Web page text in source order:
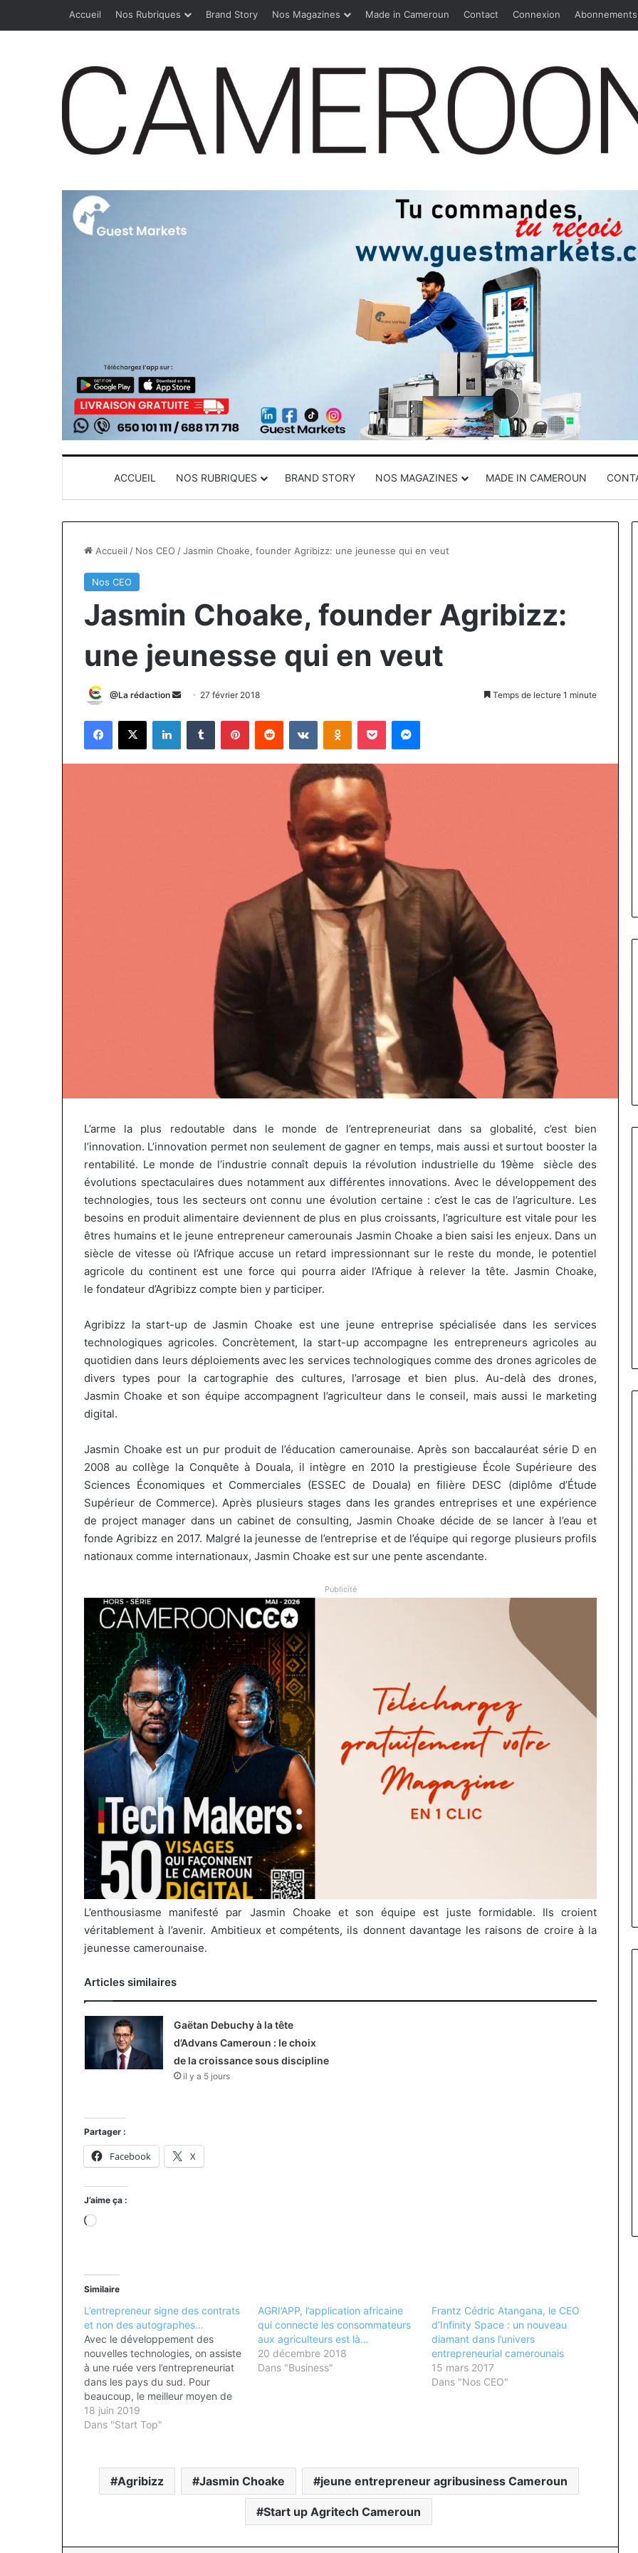
Accueil Nos Rubriques Brand Story Nos Magazines Made in Cameroun Contact Connexion Abonnements
ACCUEIL NOS RUBRIQUES BRAND STORY NOS MAGAZINES MADE IN CAMEROUN
Accueil / Nos CEO /Jasmin Choake, founder Agribizz: une jeunesse qui en veut
Nos CEO
Jasmin Choake, founder Agribizz:
une jeunesse qui en veut
@La rédaction
Envoyer
courriel
27 février 2018 Temps de lecture 1 minute
Facebook
X LinkedinTumblr PinterestReddit VKontakteOdnoklassniki
Pocket Messenger
L’arme la plus redoutable dans le monde de l’entrepreneuriat dans sa globalité, c’est bien
l’innovation. L’innovation permet non seulement de gagner en temps, mais aussi et surtout booster la
rentabilité. Le monde de l’industrie connaît depuis la révolution industrielle du 19ème siècle des
évolutions spectaculaires dues notamment aux différentes innovations. Avec le développement des
technologies, tous les secteurs ont connu une évolution certaine : c’est le cas de l’agriculture. Les
besoins en produit alimentaire deviennent de plus en plus croissants, l’agriculture est vitale pour les
êtres humains et le jeune entrepreneur camerounais Jasmin Choake a bien saisi les enjeux. Dans un
siècle de vitesse où l’Afrique accuse un retard impressionnant sur le reste du monde, le potentiel
agricole du continent est une force qui pourra aider l’Afrique à relever la tête. Jasmin Choake,
le fondateur d’Agribizz compte bien y participer.
Agribizz la start-up de Jasmin Choake est une jeune entreprise spécialisée dans les services
technologiques agricoles. Concrètement, la start-up accompagne les entrepreneurs agricoles au
quotidien dans leurs déploiements avec les services technologiques comme des drones agricoles de
divers types pour la cartographie des cultures, l’arrosage et bien plus. Au-delà des drones,
Jasmin Choake et son équipe accompagnent l’agriculteur dans le conseil, mais aussi le marketing
digital.
Jasmin Choake est un pur produit de l’éducation camerounaise. Après son baccalauréat série D en
2008 au collège la Conquête à Douala, il intègre en 2010 la prestigieuse École Supérieure des
Sciences Économiques et Commerciales (ESSEC de Douala) en filière DESC
(diplôme d’Étude
Supérieur de Commerce). Après plusieurs stages dans les grandes entreprises et une expérience
de projectmanager dans un cabinet de consulting, Jasmin Choake décide de se lancer à l’eau et
fonde Agribizz en 2017. Malgré la jeunesse de l’entreprise et de l’équipe qui regorge plusieurs profils
nationaux comme internationaux, Jasmin Choake est sur une pente ascendante.
Publicité
L’enthousiasme manifesté par Jasmin Choake et son équipe est juste formidable. Ils croient
véritablement à l’avenir. Ambitieux et compétents, ils donnent davantage les raisons de croire à la
jeunesse camerounaise.
Articles similaires
Gaëtan Debuchy à la tête
d’Advans Cameroun : le choix
de la croissance sous discipline
il y a 5 jours
Partager :
Facebook X
J’aime ça :
Chargement…
Similaire
L’entrepreneur signe des contrats
et non des autographes…
Avec le développement des
nouvelles technologies, on assiste
à une ruée vers l’entrepreneuriat
dans les pays du sud. Pour
beaucoup, le meilleur moyen de
fuir la pauvreté, les sous-emplois
et les manques d’emplois, c’est
début de la décennie 2010, ils
sont…
18 juin 2019
Dans "Start Top"
AGRI’APP, l’application africaine
qui connecte les consommateurs
aux agriculteurs est là…
20 décembre 2018
Dans "Business"
Frantz Cédric Atangana, le CEO
d’Infinity Space : un nouveau
diamant dans l’univers
entrepreneurial camerounais
15 mars 2017
Dans "Nos CEO"
Agribizz Jasmin Choake jeune entrepreneur agribusiness Cameroun
Start up Agritech Cameroun
Afri Insurance et AfriLife
Insurance : Philippe Kanga
nommé Directeur Général par
Norbert Ngniwake
Marcelle
Monkam
prend
les
commandes
de
il y a 14 heures
les commandes de Jumia Maroc
Fondation
MTN
Cameroun
:
Rose
Leke
du
conseil,
Jean-
Emmanuel
Pondi
Fondation MTN Cameroun : Rose
nommé vice-président